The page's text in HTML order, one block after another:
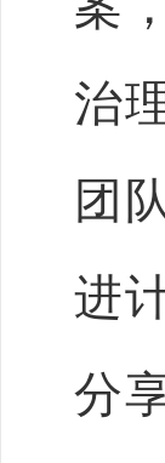
治
团
进
分